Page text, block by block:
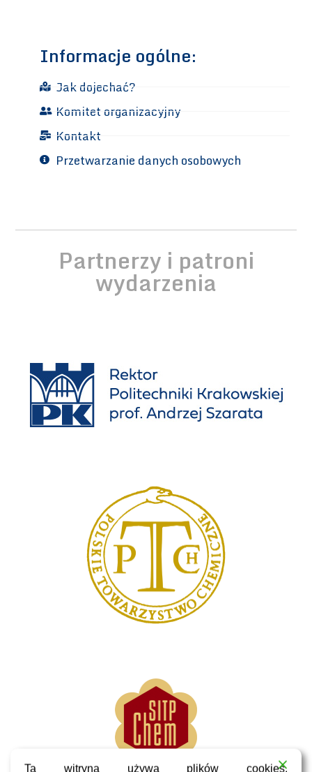
Informacje ogólne:
Jak dojechać?
Komitet organizacyjny
Kontakt
Przetwarzanie danych osobowych
Partnerzy i patroni
wydarzenia
Ta witryna używa plików cookies.